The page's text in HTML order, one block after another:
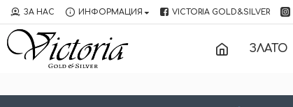
ЗА НАС ИНФОРМАЦИЯ VICTORIA GOLD&SILVER
ЗЛАТО